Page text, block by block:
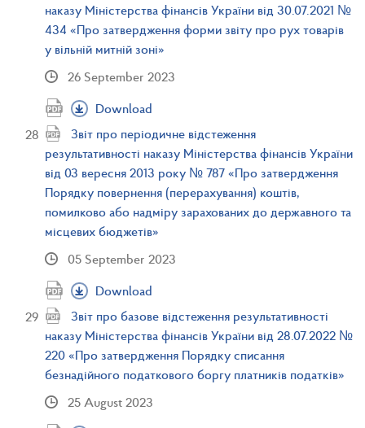
наказу Міністерства фінансів України від 30.07.2021 №
434 «Про затвердження форми звіту про рух товарів
у вільній митній зоні»
26 September 2023
Download
Звіт про періодичне відстеження
результативності наказу Міністерства фінансів України
від 03 вересня 2013 року № 787 «Про затвердження
Порядку повернення (перерахування) коштів,
помилково або надміру зарахованих до державного та
місцевих бюджетів»
05 September 2023
Download
Звіт про базове відстеження результативності
наказу Міністерства фінансів України від 28.07.2022 №
220 «Про затвердження Порядку списання
безнадійного податкового боргу платників податків»
25 August 2023